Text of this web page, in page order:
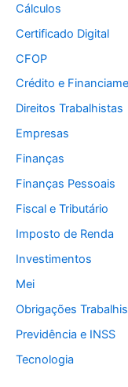
Cálculos
Certificado Digital
CFOP
Crédito e
Direitos Trabalhistas
Empresas
Finanças
Finanças Pessoais
Fiscal e Tributário
Imposto de Renda
Investimentos
Mei
Obrigações
Previdência e INSS
Tecnologia